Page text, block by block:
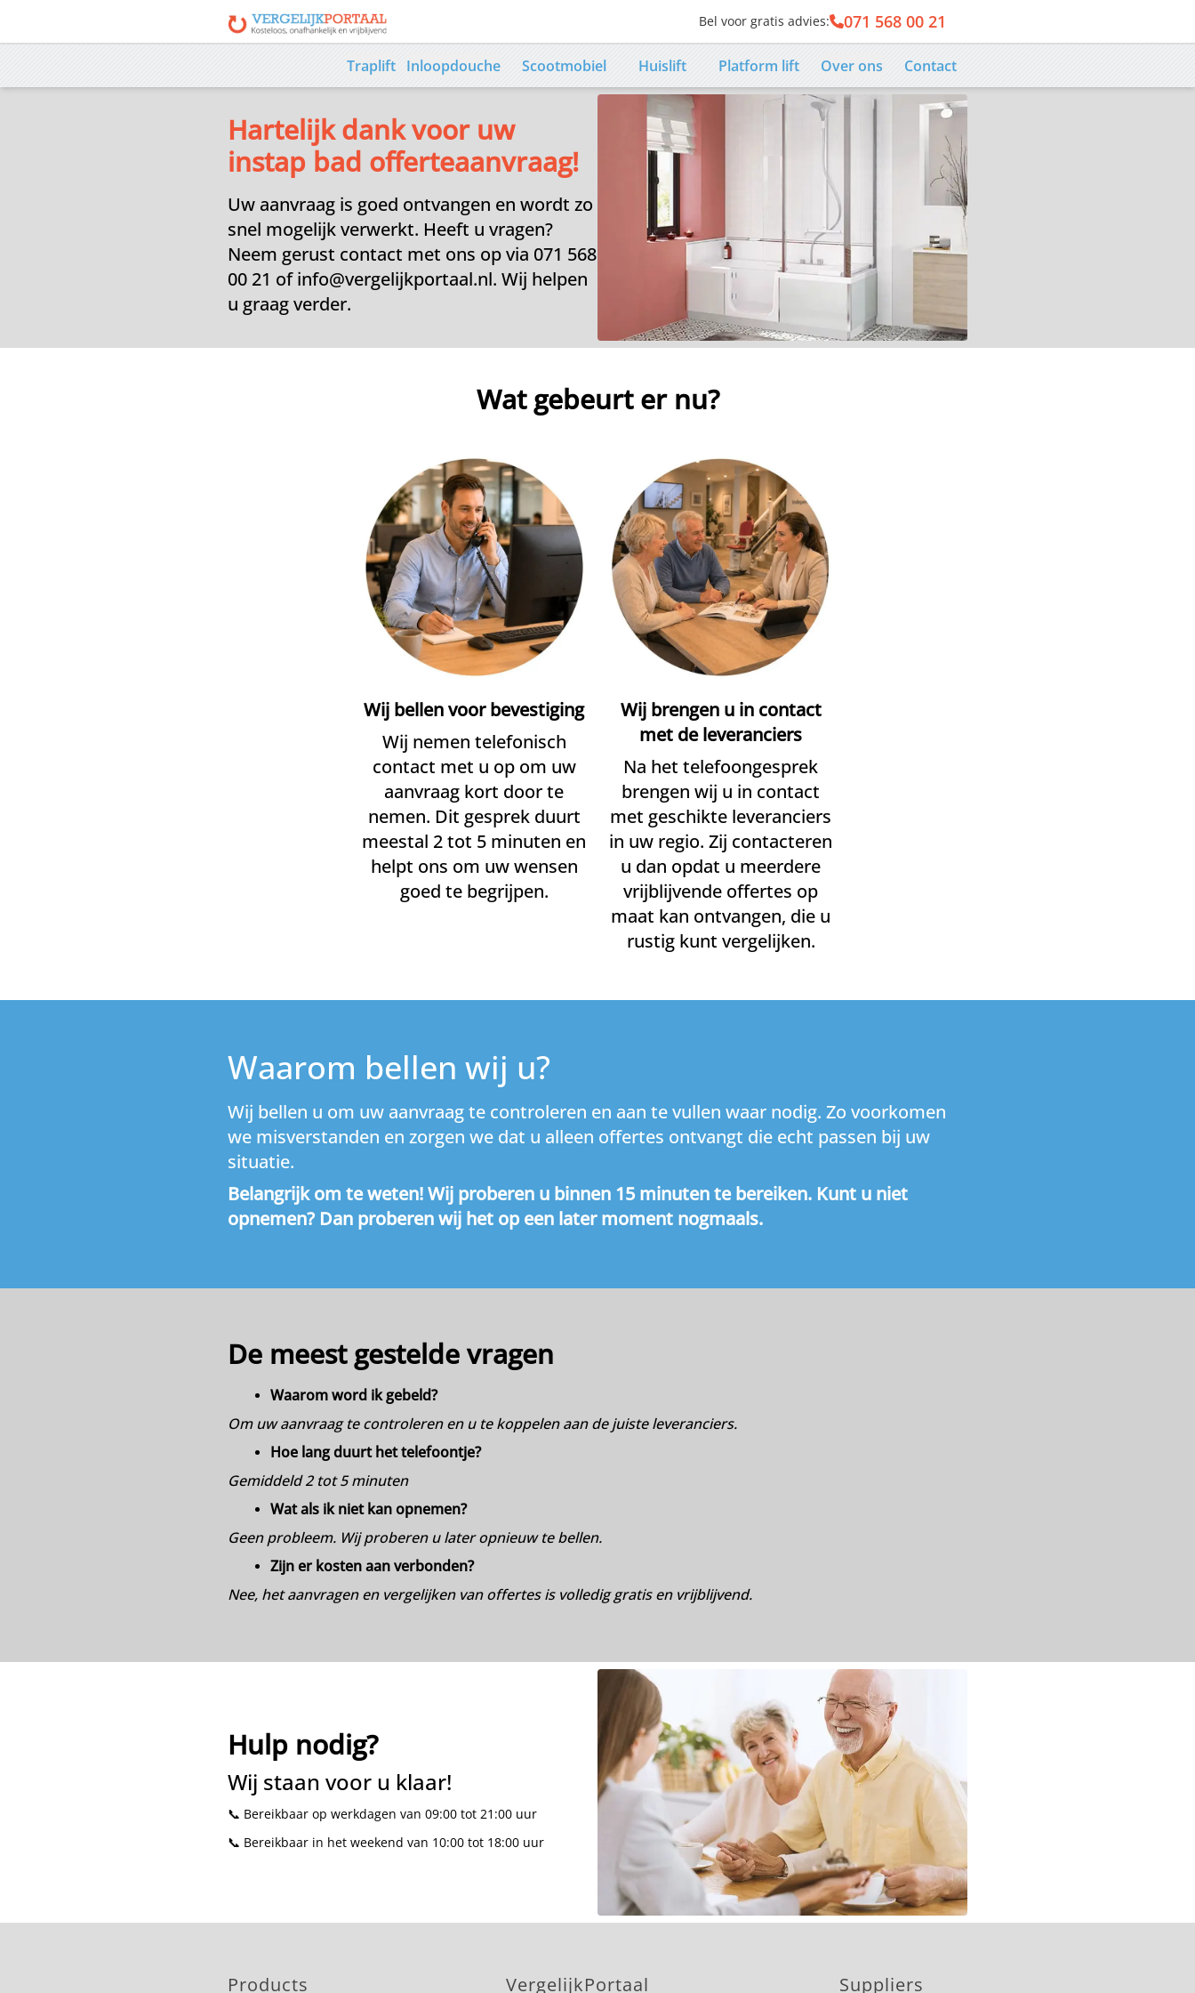
Contact number
Bel voor gratis advies: 071 568 00 21
Traplift Inloopdouche Scootmobiel Huislift Platform lift Over ons Contact
Hartelijk dank voor uw
instap bad offerteaanvraag!
Uw aanvraag is goed ontvangen en wordt zo
snel mogelijk verwerkt. Heeft u vragen?
Neem gerust contact met ons op via 071 568
00 21 of info@vergelijkportaal.nl. Wij helpen
u graag verder.
Wat gebeurt er nu?
Wij bellen voor bevestiging
Wij nemen telefonisch
contact met u op om uw
aanvraag kort door te
nemen. Dit gesprek duurt
meestal 2 tot 5 minuten en
helpt ons om uw wensen
goed te begrijpen.
Wij brengen u in contact
met de leveranciers
Na het telefoongesprek
brengen wij u in contact
met geschikte leveranciers
in uw regio. Zij contacteren
u dan opdat u meerdere
vrijblijvende offertes op
maat kan ontvangen, die u
rustig kunt vergelijken.
Waarom bellen wij u?
Wij bellen u om uw aanvraag te controleren en aan te vullen waar nodig. Zo voorkomen
we misverstanden en zorgen we dat u alleen offertes ontvangt die echt passen bij uw
situatie.
Belangrijk om te weten! Wij proberen u binnen 15 minuten te bereiken. Kunt u niet
opnemen? Dan proberen wij het op een later moment nogmaals.
De meest gestelde vragen
Waarom word ik gebeld?
Om uw aanvraag te controleren en u te koppelen aan de juiste leveranciers.
Hoe lang duurt het telefoontje?
Gemiddeld 2 tot 5 minuten
Wat als ik niet kan opnemen?
Geen probleem. Wij proberen u later opnieuw te bellen.
Zijn er kosten aan verbonden?
Nee, het aanvragen en vergelijken van offertes is volledig gratis en vrijblijvend.
Hulp nodig?
Wij staan voor u klaar!
📞 Bereikbaar op werkdagen van 09:00 tot 21:00 uur
📞 Bereikbaar in het weekend van 10:00 tot 18:00 uur
Products VergelijkPortaal Suppliers